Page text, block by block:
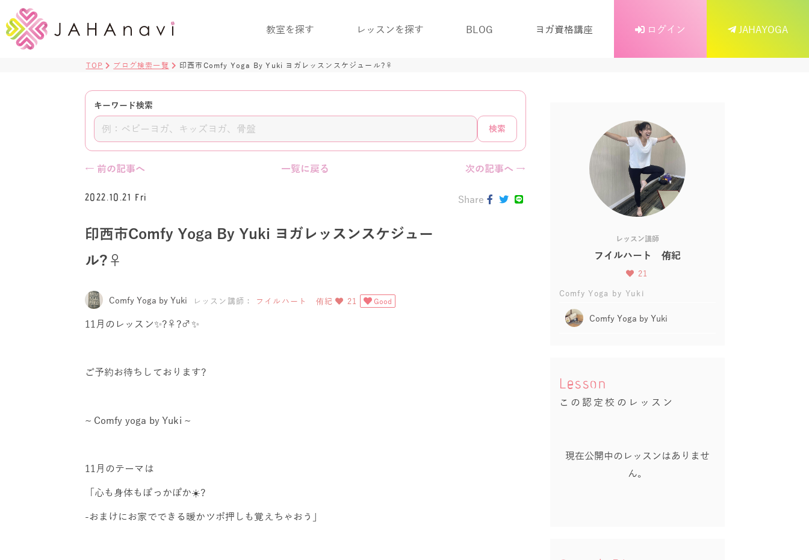
教室を探す レッスンを探す BLOG ヨガ資格講座 ログイン JAHAYOGA
TOP ブログ検索一覧 印西市Comfy Yoga By Yuki ヨガレッスンスケジュール?‍♀️
キーワード検索
検索
← 前の記事へ 一覧に戻る 次の記事へ →
2022.10.21 Fri
印西市Comfy Yoga By Yuki ヨガレッスンスケジュー
ル?‍♀️
Comfy Yoga by Yuki レッスン講師： フイルハート 侑紀 21 Good
Share
11月のレッスン✨?‍♀️?‍♂️✨
ご予約お待ちしております?
~ Comfy yoga by Yuki ~
11月のテーマは
「心も身体もぽっかぽか☀️?
-おまけにお家でできる暖かツボ押しも覚えちゃおう」
レッスン講師
フイルハート 侑紀
21
Comfy Yoga by Yuki
Comfy Yoga by Yuki
Lesson
この認定校のレッスン
現在公開中のレッスンはありませ
ん。